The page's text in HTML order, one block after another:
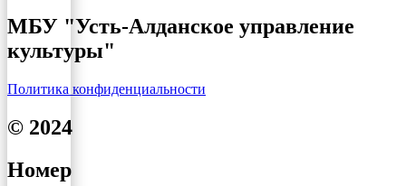
МБУ "Усть-Алданское управление
культуры"
Политика конфиденциальности
© 2024
Номер